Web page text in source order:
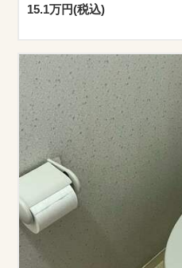
15.1万円(税込)